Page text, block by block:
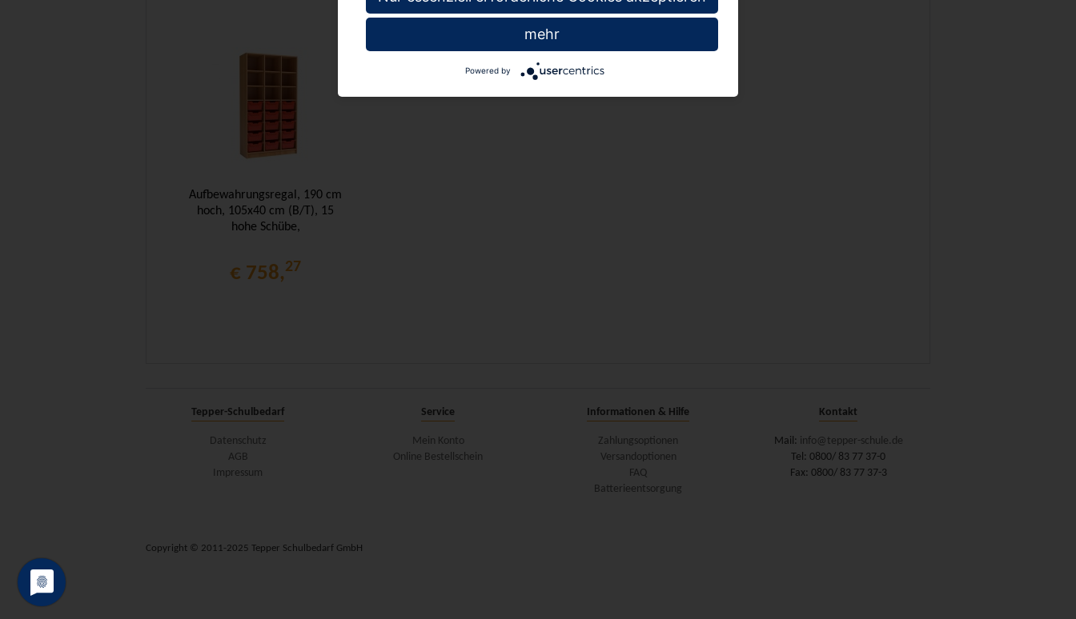
Aufbewahrungsregal, 190 cm
hoch, 105x40 cm (B/T), 15
hohe Schübe,
€ 758,27
Tepper-Schulbedarf
Datenschutz
AGB
Impressum
Service
Mein Konto
Online Bestellschein
Informationen & Hilfe
Zahlungsoptionen
Versandoptionen
FAQ
Batterieentsorgung
Kontakt
Mail: info@tepper-schule.de
Tel: 0800/ 83 77 37-0
Fax: 0800/ 83 77 37-3
Copyright © 2011-2025 Tepper Schulbedarf GmbH
mehr
Powered by